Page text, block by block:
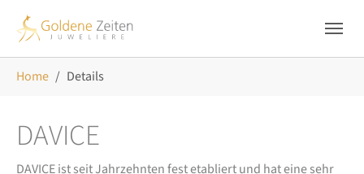
Home Details
DAVICE
DAVICE ist seit Jahrzehnten fest etabliert und hat eine sehr